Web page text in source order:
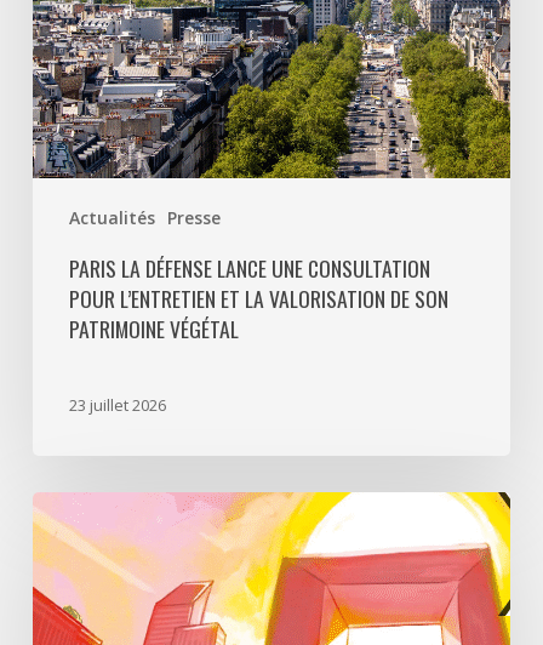
Actualités Presse
la
valorisation
de
son
patrimoine
végétal
PARIS LA DÉFENSE LANCE UNE CONSULTATION
POUR L’ENTRETIEN ET LA VALORISATION DE SON
PATRIMOINE VÉGÉTAL
23 juillet 2026
Paris
La
Défense
lance
«